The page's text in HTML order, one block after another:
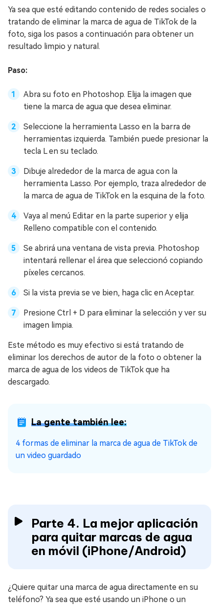
Ya sea que esté editando contenido de redes sociales o
tratando de eliminar la marca de agua de TikTok de la
foto, siga los pasos a continuación para obtener un
resultado limpio y natural.
Paso:
Abra su foto en Photoshop. Elija la imagen que
tiene la marca de agua que desea eliminar.
Seleccione la herramienta Lasso en la barra de
herramientas izquierda. También puede presionar la
tecla L en su teclado.
Dibuje alrededor de la marca de agua con la
herramienta Lasso. Por ejemplo, traza alrededor de
la marca de agua de TikTok en la esquina de la foto.
Vaya al menú Editar en la parte superior y elija
Relleno compatible con el contenido.
Se abrirá una ventana de vista previa. Photoshop
intentará rellenar el área que seleccionó copiando
píxeles cercanos.
Si la vista previa se ve bien, haga clic en Aceptar.
Presione Ctrl + D para eliminar la selección y ver su
imagen limpia.
Este método es muy efectivo si está tratando de
eliminar los derechos de autor de la foto o obtener la
marca de agua de los videos de TikTok que ha
descargado.
La gente también lee:
4 formas de eliminar la marca de agua de TikTok de
un video guardado
Parte 4. La mejor aplicación
para quitar marcas de agua
en móvil (iPhone/Android)
¿Quiere quitar una marca de agua directamente en su
teléfono? Ya sea que esté usando un iPhone o un